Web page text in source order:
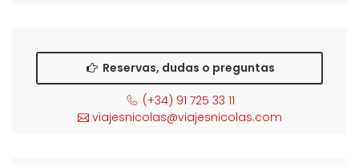
Reservas, dudas o preguntas
(+34) 91 725 33 11
viajesnicolas@viajesnicolas.com